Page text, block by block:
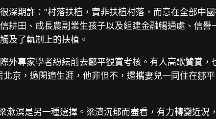
深期許：“村落扶植，實非扶植村落，而意在全部中
田、成長農副業生孩子以及組建金融暢通處、信
及了軌制上的扶植。
外專家學者紛紜前去鄒平觀賞考核。有人高歌贊賞，
京，過閑適生涯，他非但不，還攜妻兒一同住在鄒
溟是另一種選擇。梁濟沉郁而盡看，有力轉變近況